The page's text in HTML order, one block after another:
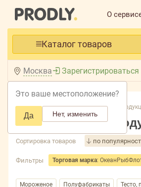
О
Каталог товаров
Москва
Это ваше местоположение?
Да Нет, изменить
Зарегистрироваться
Главная /Каталог /Замороженная
Замороженная
Сортировка товаров по
Фильтры Торговая марка:
Мороженое Полуфабрикаты Тесто,